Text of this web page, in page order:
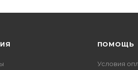
ПОМОЩЬ
Условия